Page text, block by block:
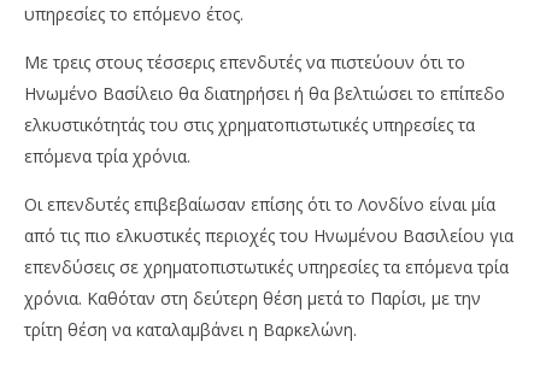
υπηρεσίες το επόμενο έτος.
Με τρεις στους τέσσερις επενδυτές να πιστεύουν ότι το
Ηνωμένο Βασίλειο θα διατηρήσει ή θα βελτιώσει το επίπεδο
ελκυστικότητάς του στις χρηματοπιστωτικές υπηρεσίες τα
επόμενα τρία χρόνια.
Οι επενδυτές επιβεβαίωσαν επίσης ότι το Λονδίνο είναι μία
από τις πιο ελκυστικές περιοχές του Ηνωμένου Βασιλείου για
επενδύσεις σε χρηματοπιστωτικές υπηρεσίες τα επόμενα τρία
χρόνια. Καθόταν στη δεύτερη θέση μετά το Παρίσι, με την
τρίτη θέση να καταλαμβάνει η Βαρκελώνη.